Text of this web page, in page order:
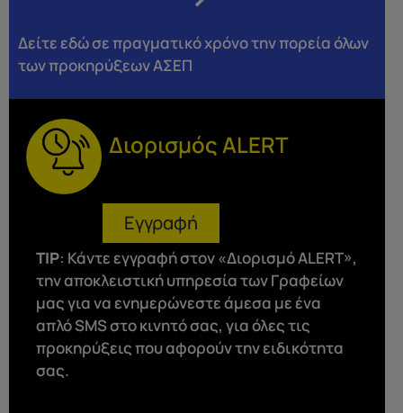
Δείτε εδώ σε πραγματικό χρόνο την πορεία όλων
των προκηρύξεων ΑΣΕΠ
Διορισμός ALERT
Εγγραφή
ΤΙP: Κάντε εγγραφή στον «Διορισμό ALERT»,
την αποκλειστική υπηρεσία των Γραφείων
μας για να ενημερώνεστε άμεσα με ένα
απλό SMS στο κινητό σας, για όλες τις
προκηρύξεις που αφορούν την ειδικότητα
σας.